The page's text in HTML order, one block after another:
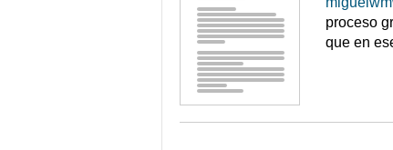
proceso
que en